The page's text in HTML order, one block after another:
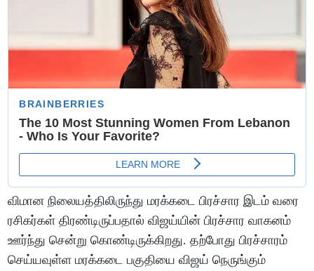
விமான நிலையத்திலிருந்து மரக்கடை பிரச்சார இடம் வரை
ரசிகர்கள் திரண்டிருப்பதால் விஜய்யின் பிரச்சார வாகனம்
ஊர்ந்து சென்று கொண்டிருக்கிறது. தற்போது பிரச்சாரம்
செய்யவுள்ள மரக்கடை பகுதியை விஜய் நெருங்கும்